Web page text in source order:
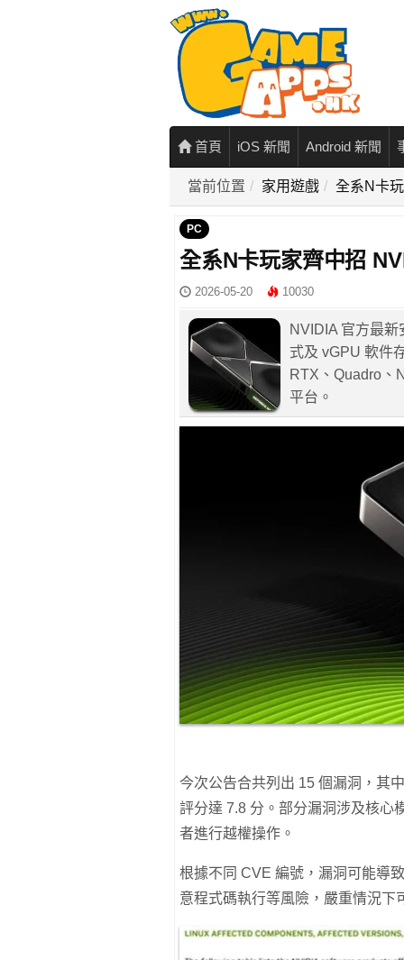
首頁 iOS 新聞 Android 新聞
當前位置 家用遊戲 全系N卡
PC
全系N卡玩家齊中招
2026-05-20 10030
NVIDIA 官方最
式及 vGPU 軟件
RTX、Quadro、
平台。
今次公告合共列出 15 個漏洞，其
評分達 7.8 分。部分漏洞涉及核心
者進行越權操作。
根據不同 CVE 編號，漏洞可能導
意程式碼執行等風險，嚴重情況下